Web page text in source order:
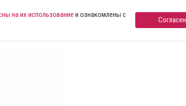
на их использование и ознакомлены с
Согласен